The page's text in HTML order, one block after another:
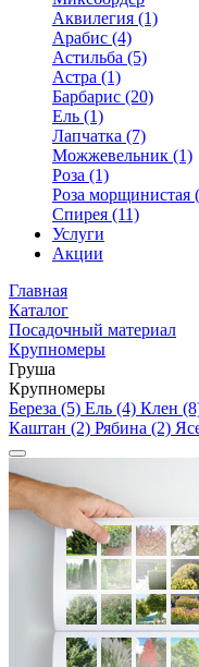
Аквилегия (1)
Арабис (4)
Астильба (5)
Астра (1)
Барбарис (20)
Ель (1)
Лапчатка (7)
Можжевельник (1)
Роза (1)
Роза морщинистая
Спирея (11)
Услуги
Акции
Главная
Каталог
Посадочный материал
Крупномеры
Груша
Крупномеры
Береза (5) Ель (4) Клен
Каштан (2) Рябина (2)